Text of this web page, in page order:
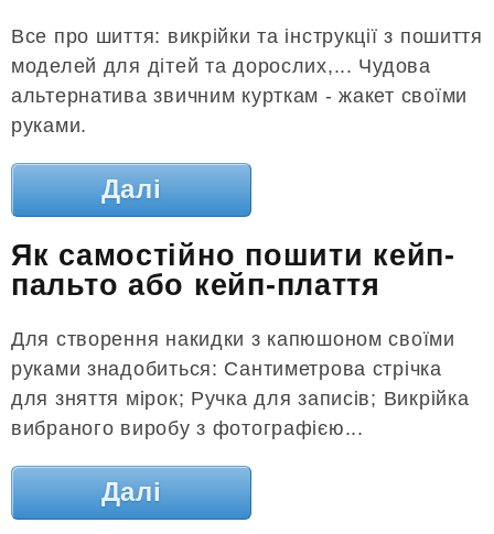
Все про шиття: викрійки та інструкції з пошиття
моделей для дітей та дорослих,... Чудова
альтернатива звичним курткам - жакет своїми
руками.
Далі
Як самостійно пошити кейп-
пальто або кейп-плаття
Для створення накидки з капюшоном своїми
руками знадобиться: Сантиметрова стрічка
для зняття мірок; Ручка для записів; Викрійка
вибраного виробу з фотографією...
Далі